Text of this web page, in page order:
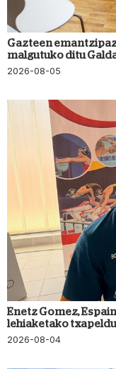
Gazteen
malgutuko ditu
2026-08-05
Enetz Gomez,
lehiaketako
2026-08-04